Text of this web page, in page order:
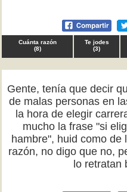
Cuánta razón
(8)
Te jodes
(3)
Gente, tenía que decir
de malas personas en
la hora de elegir
mucho la frase "si
hambre", huid como de
razón, no digo que no,
lo retratan